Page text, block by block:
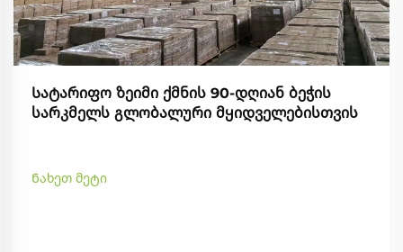
Სატარიფო ზეიმი ქმნის 90-დღიან ბეჭის
სარკმელს გლობალური მყიდველებისთვის
Ნახეთ მეტი